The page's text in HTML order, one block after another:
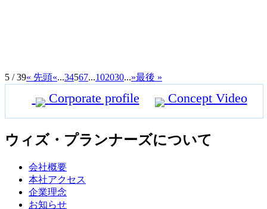
5 / 39« 先頭«...34567...102030...»最後 »
Corporate profile Concept Video
ウィズ・プランナーズについて
会社概要
本社アクセス
企業理念
お知らせ